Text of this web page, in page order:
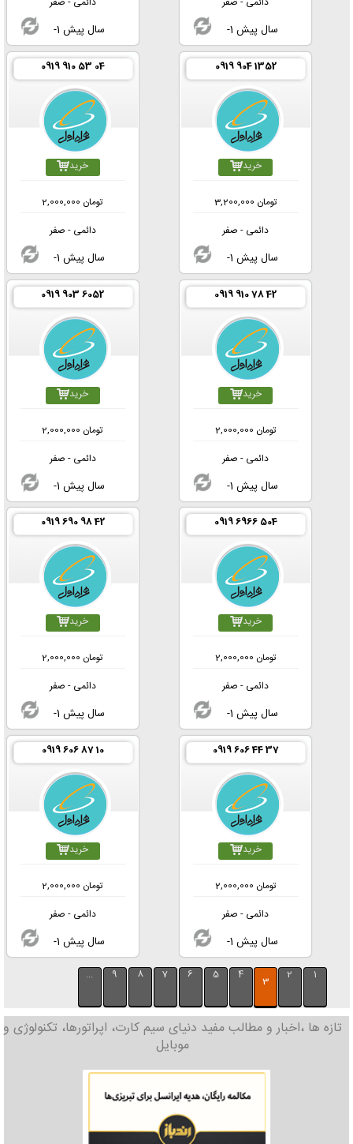
-1 سال پیش -1 سال پیش
0919 904 1352
خرید
3,200,000 تومان
دائمی - صفر
-1 سال پیش
0919 910 53 04
خرید
2,000,000 تومان
دائمی - صفر
-1 سال پیش
0919 910 78 42
خرید
2,000,000 تومان
دائمی - صفر
-1 سال پیش
0919 903 6052
خرید
2,000,000 تومان
دائمی - صفر
-1 سال پیش
0919 6966 504
خرید
2,000,000 تومان
دائمی - صفر
-1 سال پیش
0919 690 98 42
خرید
2,000,000 تومان
دائمی - صفر
-1 سال پیش
0919 606 44 37
خرید
2,000,000 تومان
دائمی - صفر
-1 سال پیش
0919 606 87 10
خرید
2,000,000 تومان
دائمی - صفر
-1 سال پیش
1
2
3
4
5
6
7
8
9
...
تازه ها ،اخبار و مطالب مفید دنیای سیم کارت، اپراتورها، تکنولوژی و
موبایل